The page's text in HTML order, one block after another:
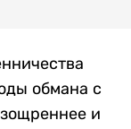
обмана с
и